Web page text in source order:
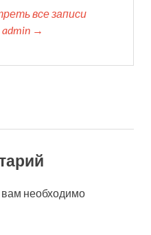
все записи
→
необходимо